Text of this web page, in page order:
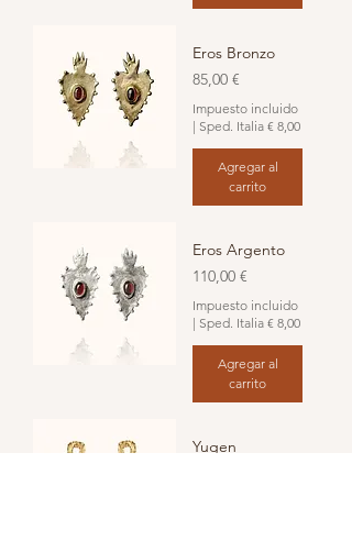
Eros Bronzo
Precio
85,00 €
Impuesto incluido
| Sped. Italia € 8,00
Agregar al
carrito
Eros Argento
Precio
110,00 €
Impuesto incluido
| Sped. Italia € 8,00
Agregar al
carrito
Yugen